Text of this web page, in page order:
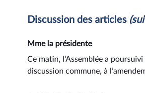
Discussion des articles
Mme la présidente
Ce matin, l’Assemblée a
discussion commune, à